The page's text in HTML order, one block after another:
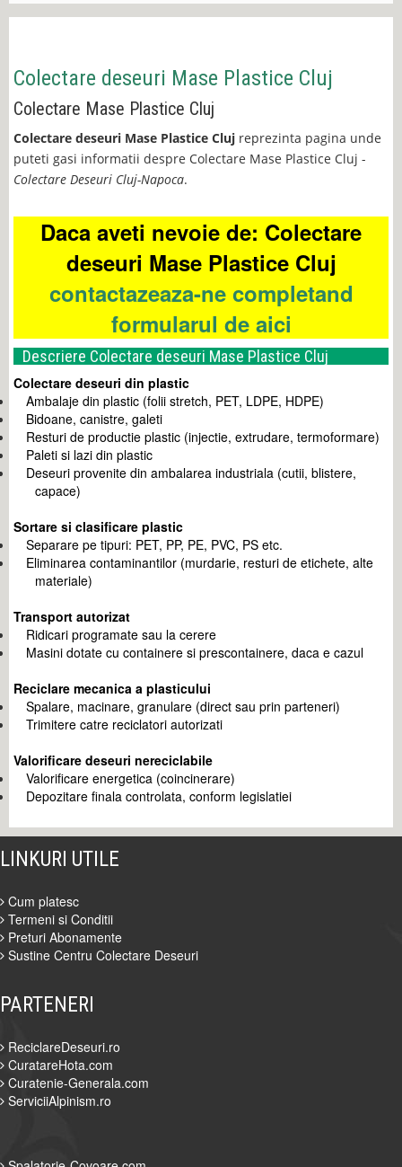
Colectare deseuri Mase Plastice Cluj
Colectare Mase Plastice Cluj
Colectare deseuri Mase Plastice Cluj reprezinta pagina unde
puteti gasi informatii despre Colectare Mase Plastice Cluj -
Colectare Deseuri Cluj-Napoca.
Daca aveti nevoie de: Colectare
deseuri Mase Plastice Cluj
contactazeaza-ne completand
formularul de aici
Descriere Colectare deseuri Mase Plastice Cluj
Colectare deseuri din plastic
Ambalaje din plastic (folii stretch, PET, LDPE, HDPE)
Bidoane, canistre, galeti
Resturi de productie plastic (injectie, extrudare, termoformare)
Paleti si lazi din plastic
Deseuri provenite din ambalarea industriala (cutii, blistere,
capace)
Sortare si clasificare plastic
Separare pe tipuri: PET, PP, PE, PVC, PS etc.
Eliminarea contaminantilor (murdarie, resturi de etichete, alte
materiale)
Transport autorizat
Ridicari programate sau la cerere
Masini dotate cu containere si prescontainere, daca e cazul
Reciclare mecanica a plasticului
Spalare, macinare, granulare (direct sau prin parteneri)
Trimitere catre reciclatori autorizati
Valorificare deseuri nereciclabile
Valorificare energetica (coincinerare)
Depozitare finala controlata, conform legislatiei
LINKURI UTILE
Cum platesc
Termeni si Conditii
Preturi Abonamente
Sustine Centru Colectare Deseuri
PARTENERI
ReciclareDeseuri.ro
CuratareHota.com
Curatenie-Generala.com
ServiciiAlpinism.ro